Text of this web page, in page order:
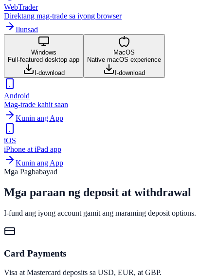
WebTrader
Direktang mag-trade sa iyong browser
Ilunsad
Windows
Full-featured desktop app
I-download
MacOS
Native macOS experience
I-download
Android
Mag-trade kahit saan
Kunin ang App
iOS
iPhone at iPad app
Kunin ang App
Mga Pagbabayad
Mga paraan ng deposit at withdrawal
I-fund ang iyong account gamit ang maraming deposit options.
Card Payments
Visa at Mastercard deposits sa USD, EUR, at GBP.